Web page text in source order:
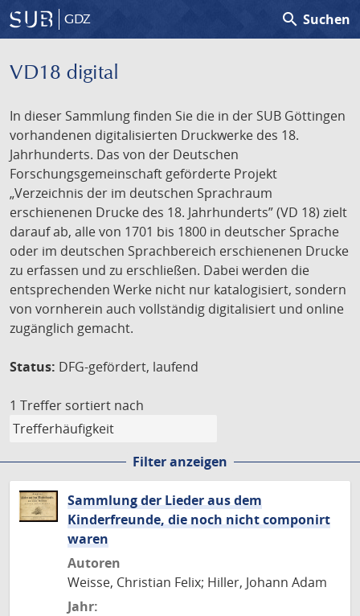
GDZ search Suchen
VD18 digital
In dieser Sammlung finden Sie die in der SUB Göttingen
vorhandenen digitalisierten Druckwerke des 18.
Jahrhunderts. Das von der Deutschen
Forschungsgemeinschaft geförderte Projekt
„Verzeichnis der im deutschen Sprachraum
erschienenen Drucke des 18. Jahrhunderts” (VD 18) zielt
darauf ab, alle von 1701 bis 1800 in deutscher Sprache
oder im deutschen Sprachbereich erschienenen Drucke
zu erfassen und zu erschließen. Dabei werden die
entsprechenden Werke nicht nur katalogisiert, sondern
von vornherein auch vollständig digitalisiert und online
zugänglich gemacht.
Status: DFG-gefördert, laufend
1 Treffer sortiert nach
Filter anzeigen
Sammlung der Lieder aus dem
Kinderfreunde, die noch nicht componirt
waren
Autoren
Weisse, Christian Felix; Hiller, Johann Adam
Jahr: